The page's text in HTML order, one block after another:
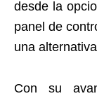
desde la
panel de
una
Con su